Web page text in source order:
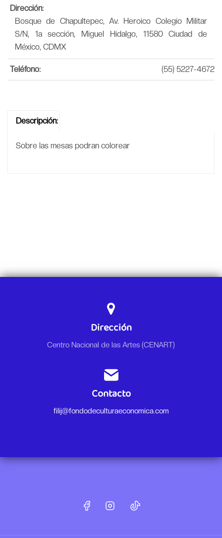
Dirección:
Bosque de Chapultepec, Av. Heroico Colegio Militar
S/N, 1a sección, Miguel Hidalgo, 11580 Ciudad de
México, CDMX
Teléfono: (55) 5227-4672
Descripción:
Sobre las mesas podran colorear
Dirección
Centro Nacional de las Artes (CENART)
Contacto
filij@fondodeculturaeconomica.com